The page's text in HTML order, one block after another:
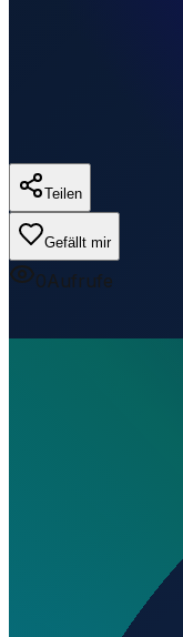
Teilen
Gefällt mir
0Aufrufe